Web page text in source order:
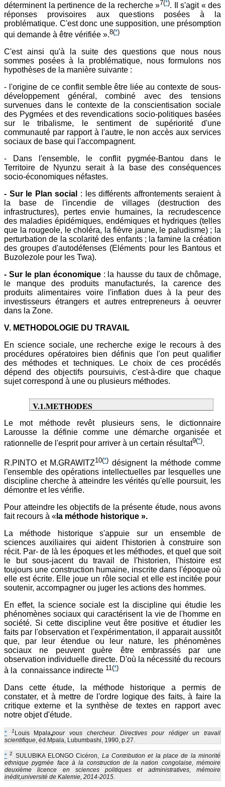
déterminent la pertinence de la recherche »7(*). Il s'agit « des
réponses provisoires aux questions posées à la
problématique. C'est donc une supposition, une présomption
qui demande à être vérifiée ».8(*)
C'est ainsi qu'à la suite des questions que nous nous
sommes posées à la problématique, nous formulons nos
hypothèses de la manière suivante :
- l'origine de ce conflit semble être liée au contexte de sous-
développement général, combiné avec des tensions
survenues dans le contexte de la conscientisation sociale
des Pygmées et des revendications socio-politiques basées
sur le tribalisme, le sentiment de supériorité d'une
communauté par rapport à l'autre, le non accès aux services
sociaux de base qui l'accompagnent.
- Dans l'ensemble, le conflit pygmée-Bantou dans le
Territoire de Nyunzu serait à la base des conséquences
socio-économiques néfastes.
- Sur le Plan social
: les différents affrontements seraient à
la base de l'incendie de villages (destruction des
infrastructures), pertes envie humaines, la recrudescence
des maladies épidémiques, endémiques et hydriques (telles
que la rougeole, le choléra, la fièvre jaune, le paludisme) ; la
perturbation de la scolarité des enfants ; la famine la création
des groupes d'autodéfenses (Eléments pour les Bantous et
Buzolezole pour les Twa).
- Sur le plan économique: la hausse du taux de chômage,
le manque des produits manufacturés, la carence des
produits alimentaires voire l'inflation dues à la peur des
investisseurs étrangers et autres entrepreneurs à oeuvrer
dans la Zone.
V. METHODOLOGIE DU TRAVAIL
En science sociale, une recherche exige le recours à des
procédures opératoires bien définis que l'on peut qualifier
des méthodes et techniques. Le choix de ces procédés
dépend des objectifs poursuivis, c'est-à-dire que chaque
sujet correspond à une ou plusieurs méthodes.
V.1.METHODES
Le mot méthode revêt plusieurs sens, le dictionnaire
Larousse la définie comme une démarche organisée et
rationnelle de l'esprit pour arriver à un certain résultat9(*).
R.PINTO et M.GRAWITZ10(*) désignent la méthode comme
l'ensemble des opérations intellectuelles par lesquelles une
discipline cherche à atteindre les vérités qu'elle poursuit, les
démontre et les vérifie.
Pour atteindre les objectifs de la présente étude, nous avons
fait recours à « la méthode historique ».
La méthode historique s'appuie sur un ensemble de
sciences auxiliaires qui aident l'historien à construire son
récit. Par- de là les époques et les méthodes, et quel que soit
le but sous-jacent du travail de l'historien, l'histoire est
toujours une construction humaine, inscrite dans l'époque où
elle est écrite. Elle joue un rôle social et elle est incitée pour
soutenir, accompagner ou juger les actions des hommes.
En effet, la science sociale est la discipline qui étudie les
phénomènes sociaux qui caractérisent la vie de l'homme en
société. Si cette discipline veut être positive et étudier les
faits par l'observation et l'expérimentation, il apparait aussitôt
que, par leur étendue ou leur nature, les phénomènes
sociaux ne peuvent guère être embrassés par une
observation individuelle directe. D'où la nécessité du recours
à la connaissance indirecte 11 (*)
Dans cette étude, la méthode historique a permis de
constater, et à mettre de l'ordre logique des faits, à faire la
critique externe et la synthèse de textes en rapport avec
notre objet d'étude.
* 1 Louis Mpala,pour vous chercheur. Directives pour rédiger un travail
scientifique, éd.Mpala, Lubumbashi, 1990, p.27.
* 2 SULUBIKA ELONGO Cicéron, La Contribution et la place de la minorité
ethnique pygmée face à la construction de la nation congolaise, mémoire
deuxième licence en sciences politiques et administratives, mémoire
inédit,université de Kalemie, 2014-2015.